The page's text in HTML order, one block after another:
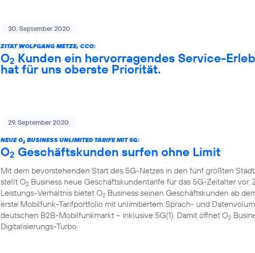
30. September 2020
ZITAT WOLFGANG METZE, CCO:
O2 Kunden ein hervorragendes Service-
hat für uns oberste Priorität.
29. September 2020
NEUE O2 BUSINESS UNLIMITED TARIFE MIT 5G:
O2 Geschäftskunden surfen ohne Limit
Mit dem bevorstehenden Start des 5G-Netzes in den fünf größten
stellt O2 Business neue Geschäftskundentarife für das 5G-Zeitalter vor.
Leistungs-Verhältnis bietet O2 Business seinen Geschäftskunden ab
erste Mobilfunk-Tarifportfolio mit unlimitiertem Sprach- und
deutschen B2B-Mobilfunkmarkt – inklusive 5G(1). Damit öffnet O2
Digitalisierungs-Turbo.